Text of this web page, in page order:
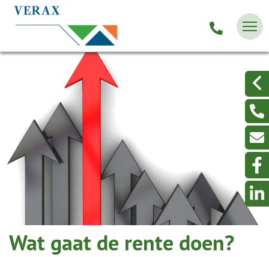
Wat gaat de rente doen?